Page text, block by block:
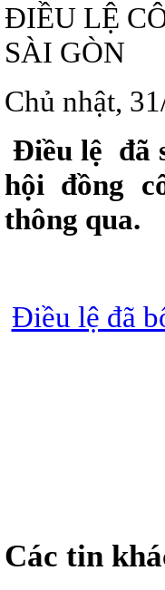
ĐIỀU LỆ
SÀI GÒN
Chủ nhật,
Điều lệ đã
hội đồng
thông qua.
Điều lệ đã
Các tin